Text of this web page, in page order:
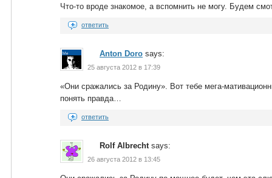
Что-то вроде знакомое, а вспомнить не могу. Будем
ответить
Anton Doro says:
25 августа 2012 в 17:39
«Они сражались за Родину». Вот тебе мега-
понять правда…
ответить
Rolf Albrecht says:
26 августа 2012 в 13:45